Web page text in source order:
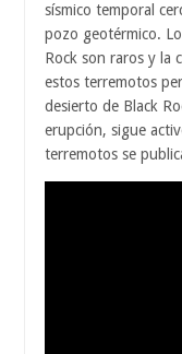
sísmico temporal
pozo geotérmico.
Rock son raros y la
estos terremotos
desierto de Black
erupción, sigue
terremotos se